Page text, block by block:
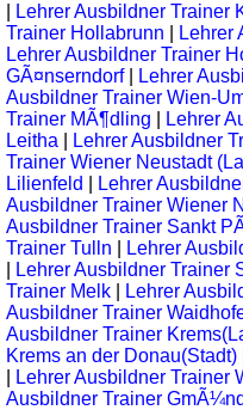
Lehrer Ausbildner Trainer
Trainer Hollabrunn
Lehrer
Lehrer Ausbildner Trainer
GÃ¤nserndorf| Lehrer
Ausbildner Trainer Wien-
Trainer MÃ¶dling
Lehrer
Leitha
Lehrer Ausbildner
Trainer Wiener Neustadt
Lilienfeld
Lehrer
Ausbildner Trainer Wiener
Ausbildner Trainer Sankt
Trainer Tulln
Lehrer
Lehrer Ausbildner Trainer
Trainer Melk
Lehrer
Ausbildner Trainer
Ausbildner Trainer
Krems an der Donau(Stadt)
Lehrer Ausbildner Trainer
Ausbildner Trainer GmÃ¼nd